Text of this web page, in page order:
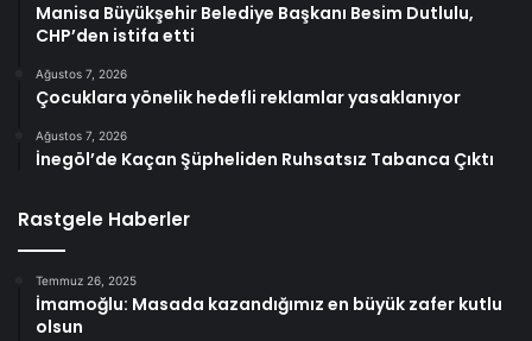
Manisa Büyükşehir Belediye Başkanı Besim Dutlulu,
CHP’den istifa etti
Ağustos 7, 2026
Çocuklara yönelik hedefli reklamlar yasaklanıyor
Ağustos 7, 2026
İnegöl’de Kaçan Şüpheliden Ruhsatsız Tabanca Çıktı
Rastgele Haberler
Temmuz 26, 2025
İmamoğlu: Masada kazandığımız en büyük zafer kutlu
olsun